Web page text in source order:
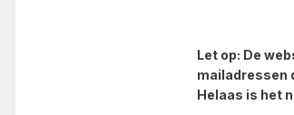
Let op: De
mailadressen
Helaas is het